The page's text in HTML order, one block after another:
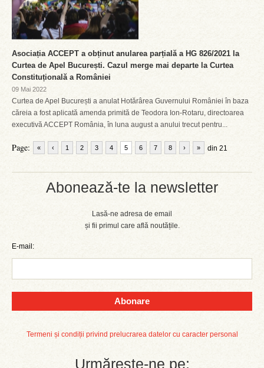
Abonează-te la newsletter
Lasă-ne adresa de email
și fii primul care află noutățile.
E-mail:
Abonare
Termeni și condiții privind prelucrarea datelor cu caracter personal
Urmărește-ne pe:
Asociația ACCEPT a obținut anularea parțială a HG 826/2021 la
Curtea de Apel București. Cazul merge mai departe la Curtea
Constituțională a României
09 Mai 2022
Curtea de Apel București a anulat Hotărârea Guvernului României în baza
căreia a fost aplicată amenda primită de Teodora Ion-Rotaru, directoarea
executivă ACCEPT România, în luna august a anului trecut pentru...
Page: « ‹ 1 2 3 4 5 6 7 8 din 21
› »